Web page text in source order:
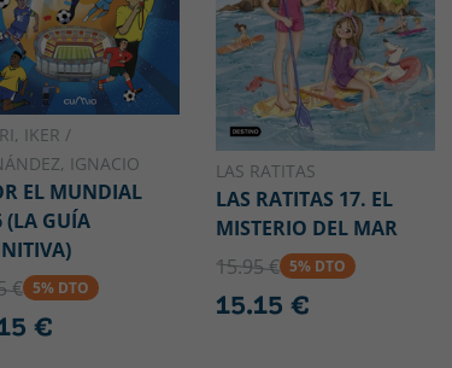
IKER /
IGNACIO
EL MUNDIAL
(LA GUÍA
€ 5% DTO
€
LAS RATITAS
LAS RATITAS 17. EL
MISTERIO DEL MAR
15.95 € 5% DTO
15.15 €